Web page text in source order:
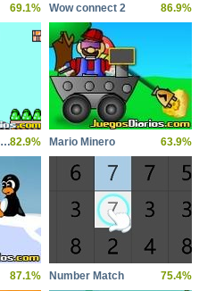
69.1% Wow connect 2 86.9%
Super Mario Crossover 282.9% Mario Minero 63.9%
87.1% Number Match 75.4%